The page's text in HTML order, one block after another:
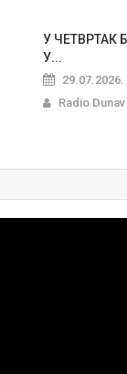
У ЧЕТВРТАК
У...
29.07.2026.
Radio Dunav